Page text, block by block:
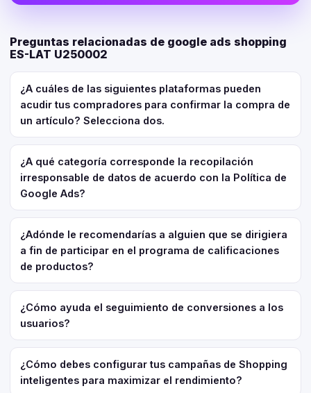
Preguntas relacionadas de google ads shopping
ES-LAT U250002
¿A cuáles de las siguientes plataformas pueden
acudir tus compradores para confirmar la compra de
un artículo? Selecciona dos.
¿A qué categoría corresponde la recopilación
irresponsable de datos de acuerdo con la Política de
Google Ads?
¿Adónde le recomendarías a alguien que se dirigiera
a fin de participar en el programa de calificaciones
de productos?
¿Cómo ayuda el seguimiento de conversiones a los
usuarios?
¿Cómo debes configurar tus campañas de Shopping
inteligentes para maximizar el rendimiento?